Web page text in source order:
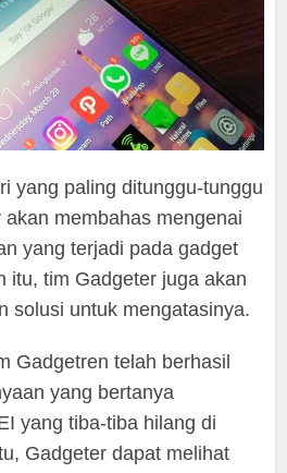
yang paling ditunggu-tunggu
membahas mengenai
yang terjadi pada gadget
itu, tim Gadgeter juga akan
solusi untuk mengatasinya.
Gadgetren telah berhasil
yang bertanya
yang tiba-tiba hilang di
Gadgeter dapat melihat